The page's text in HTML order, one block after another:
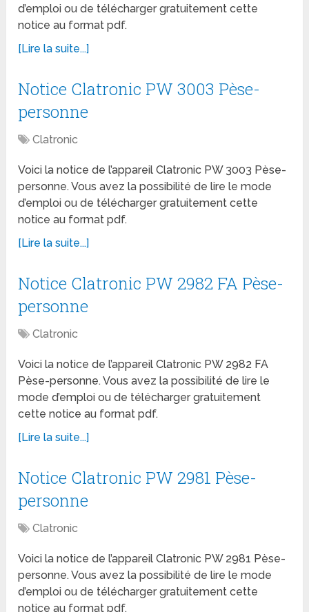
d’emploi ou de télécharger gratuitement cette
notice au format pdf.
[Lire la suite...]
Notice Clatronic PW 3003 Pèse-
personne
Clatronic
Voici la notice de l’appareil Clatronic PW 3003 Pèse-
personne. Vous avez la possibilité de lire le mode
d’emploi ou de télécharger gratuitement cette
notice au format pdf.
[Lire la suite...]
Notice Clatronic PW 2982 FA Pèse-
personne
Clatronic
Voici la notice de l’appareil Clatronic PW 2982 FA
Pèse-personne. Vous avez la possibilité de lire le
mode d’emploi ou de télécharger gratuitement
cette notice au format pdf.
[Lire la suite...]
Notice Clatronic PW 2981 Pèse-
personne
Clatronic
Voici la notice de l’appareil Clatronic PW 2981 Pèse-
personne. Vous avez la possibilité de lire le mode
d’emploi ou de télécharger gratuitement cette
notice au format pdf.